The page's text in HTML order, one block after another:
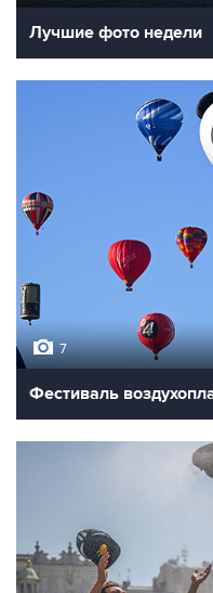
Лучшие фото недели
7
Фестиваль